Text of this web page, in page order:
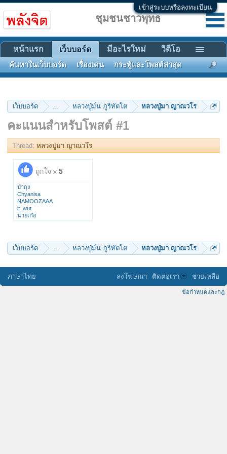
เข้าสู่ระบบหรือลงทะเบียน
เว็บบอร์ด ... หลวงปู่มั่น ภูริทัตโต หลวงปู่มา ญาณวโร
คะแนนสำหรับโพสต์ #1
Thread: หลวงปู่มา ญาณวโร
ถูกใจ x 5
ป่ากุง
Chyanisa
NAMOOZAAA
it_wut
นายเก๋อ
เว็บบอร์ด ... หลวงปู่มั่น ภูริทัตโต หลวงปู่มา ญาณวโร
ชุมชนชาวพุทธ
หน้าแรก เว็บบอร์ด
ค้นหาในเว็บบอร์ด เรื่องเด่น กระทู้และโพสต์ล่าสุด
มีอะไรใหม่ วิดีโอ
ภาษาไทย ลงโฆษณา ติดต่อเรา ช่วยเหลือ
ข้อกำหนดและกฎ